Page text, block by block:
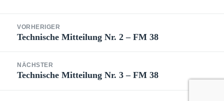
VORHERIGER
Vorheriger
Technische Mitteilung Nr. 2 – FM 38
NÄCHSTER
Nächster
Technische Mitteilung Nr. 3 – FM 38